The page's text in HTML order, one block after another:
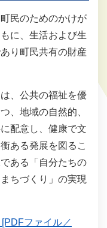
民のためのかけが
に、生活および生
り町民共有の財産
、公共の福祉を優
、地域の自然的、
配意し、健康で文
ある発展を図るこ
ある「自分たちの
ちづくり」の実現
ファイル／